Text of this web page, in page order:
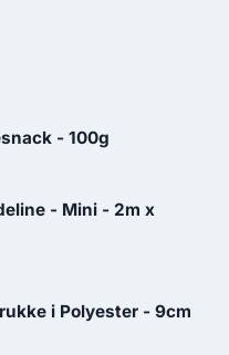
- 100g
kr..
- Mini - 2m x
i Polyester - 9cm